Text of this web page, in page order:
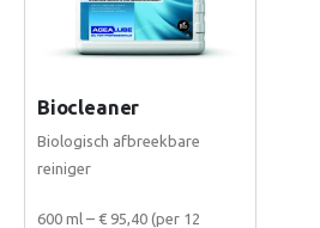
Biocleaner
Biologisch afbreekbare
reiniger
600 ml – € 95,40 (per 12